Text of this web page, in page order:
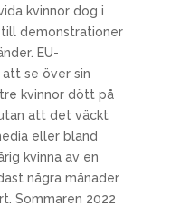
kvinnor dog i
till demonstrationer
EU-
se över sin
kvinnor dött på
att det väckt
eller bland
kvinna av en
några månader
Sommaren 2022